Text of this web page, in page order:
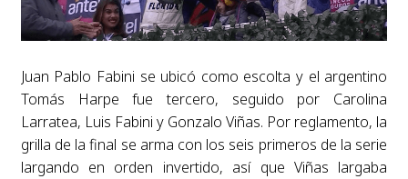
Juan Pablo Fabini se ubicó como escolta y el argentino
Tomás Harpe fue tercero, seguido por Carolina
Larratea, Luis Fabini y Gonzalo Viñas. Por reglamento, la
grilla de la final se arma con los seis primeros de la serie
largando en orden invertido, así que Viñas largaba